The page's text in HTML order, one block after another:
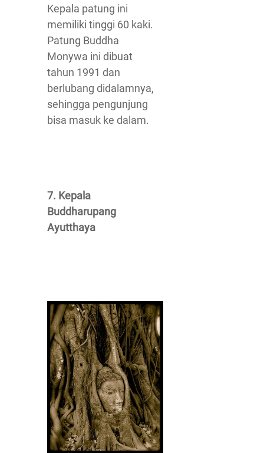
Kepala patung ini
memiliki tinggi 60 kaki.
Patung Buddha
Monywa ini dibuat
tahun 1991 dan
berlubang didalamnya,
sehingga pengunjung
bisa masuk ke dalam.
7. Kepala
Buddharupang
Ayutthaya